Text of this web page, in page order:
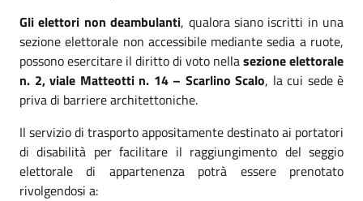
Gli elettori non deambulanti, qualora siano iscritti in una
sezione elettorale non accessibile mediante sedia a ruote,
possono esercitare il diritto di voto nellasezione elettorale
n. 2, viale Matteotti n. 14 – Scarlino Scalo, la cui sede è
priva di barriere architettoniche.
Il servizio di trasporto appositamente destinato ai portatori
di disabilità per facilitare il raggiungimento del seggio
elettorale di appartenenza potrà essere prenotato
rivolgendosi a: